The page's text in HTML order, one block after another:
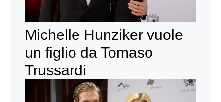
Michelle Hunziker vuole
un figlio da Tomaso
Trussardi